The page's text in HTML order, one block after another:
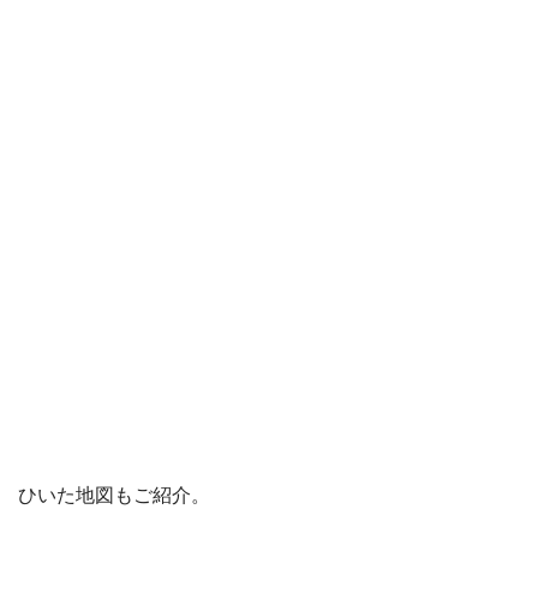
ひいた地図もご紹介。